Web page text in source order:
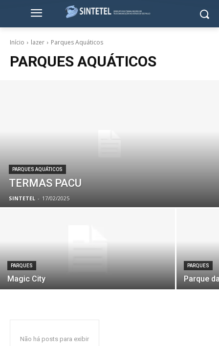
Início lazer Parques Aquáticos
PARQUES AQUÁTICOS
PARQUES AQUÁTICOS
TERMAS PACU
SINTETEL - 17/02/2025
PARQUES
Magic City
PARQUES
Parque
Não há posts para exibir